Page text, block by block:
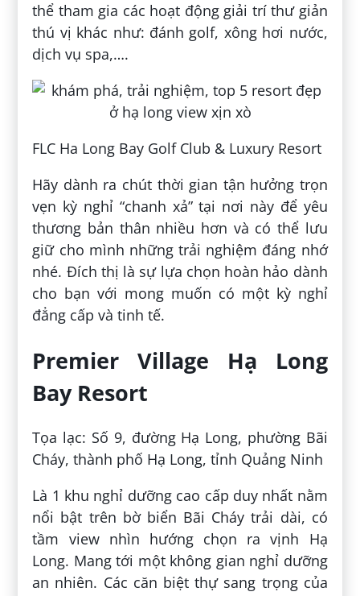
thể tham gia các hoạt động giải trí thư giản
thú vị khác như: đánh golf, xông hơi nước,
dịch vụ spa,….
FLC Ha Long Bay Golf Club & Luxury Resort
Hãy dành ra chút thời gian tận hưởng trọn
vẹn kỳ nghỉ “chanh xả” tại nơi này để yêu
thương bản thân nhiều hơn và có thể lưu
giữ cho mình những trải nghiệm đáng nhớ
nhé. Đích thị là sự lựa chọn hoàn hảo dành
cho bạn với mong muốn có một kỳ nghỉ
đẳng cấp và tinh tế.
Premier Village Hạ Long
Bay Resort
Tọa lạc: Số 9, đường Hạ Long, phường Bãi
Cháy, thành phố Hạ Long, tỉnh Quảng Ninh
Là 1 khu nghỉ dưỡng cao cấp duy nhất nằm
nổi bật trên bờ biển Bãi Cháy trải dài, có
tầm view nhìn hướng chọn ra vịnh Hạ
Long. Mang tới một không gian nghỉ dưỡng
an nhiên. Các căn biệt thự sang trọng của